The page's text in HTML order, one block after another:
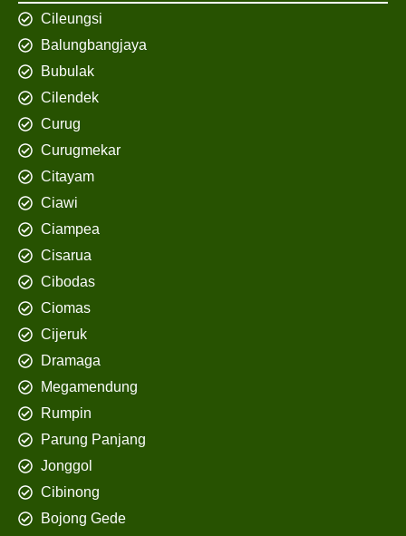
Cileungsi
Balungbangjaya
Bubulak
Cilendek
Curug
Curugmekar
Citayam
Ciawi
Ciampea
Cisarua
Cibodas
Ciomas
Cijeruk
Dramaga
Megamendung
Rumpin
Parung Panjang
Jonggol
Cibinong
Bojong Gede